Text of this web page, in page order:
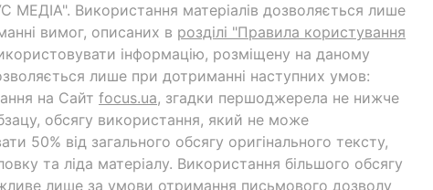
МЕДІА". Використання матеріалів дозволяється лише
вимог, описаних в розділі "Правила користування
інформацію, розміщену на даному
лише при дотриманні наступних умов:
на Cайт focus.ua, згадки першоджерела не нижче
обсягу використання, який не може
50% від загального обсягу оригінального тексту,
та ліда матеріалу. Використання більшого обсягу
лише за умови отримання письмового дозволу